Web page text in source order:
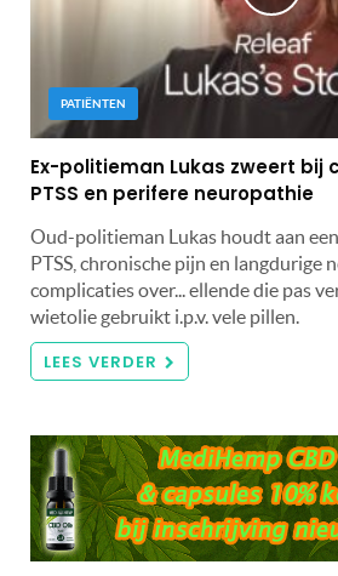
PATIËNTEN
Ex-politieman Lukas zweert bij
PTSS en perifere neuropathie
Oud-politieman Lukas houdt aan
PTSS, chronische pijn en langdurige
complicaties over... ellende die pas
wietolie gebruikt i.p.v. vele pillen.
LEES VERDER